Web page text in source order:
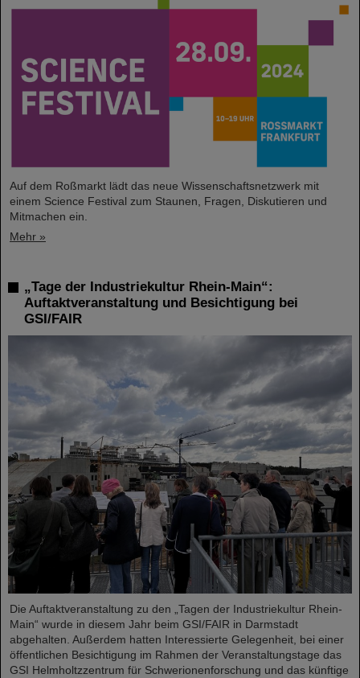
Auf dem Roßmarkt lädt das neue Wissenschaftsnetzwerk mit
einem Science Festival zum Staunen, Fragen, Diskutieren und
Mitmachen ein.
Mehr »
„Tage der Industriekultur Rhein-Main“:
Auftaktveranstaltung und Besichtigung bei
GSI/FAIR
Die Auftaktveranstaltung zu den „Tagen der Industriekultur Rhein-
Main“ wurde in diesem Jahr beim GSI/FAIR in Darmstadt
abgehalten. Außerdem hatten Interessierte Gelegenheit, bei einer
öffentlichen Besichtigung im Rahmen der Veranstaltungstage das
GSI Helmholtzzentrum für Schwerionenforschung und das künftige